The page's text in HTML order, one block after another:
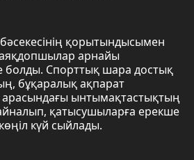
қорытындысымен
аяқдопшылар арнайы
болды. Спорттық шара достық
бұқаралық ақпарат
арасындағы ынтымақтастықтың
қатысушыларға ерекше
күй сыйлады.